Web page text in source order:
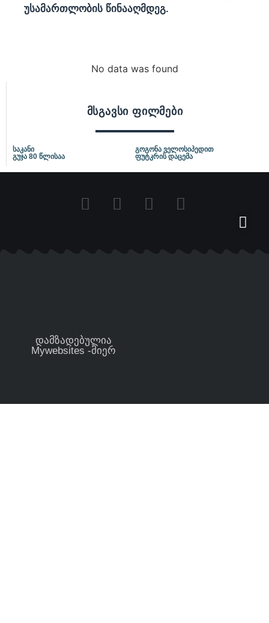
უსამართლობის წინააღმდეგ.
No data was found
მსგავსი ფილმები
საკანი
გოგონა ველოსიპედით
გუჯა 80 წლისაა
ფუტკრის დაცემა
დამზადებულია
Mywebsites -მიერ